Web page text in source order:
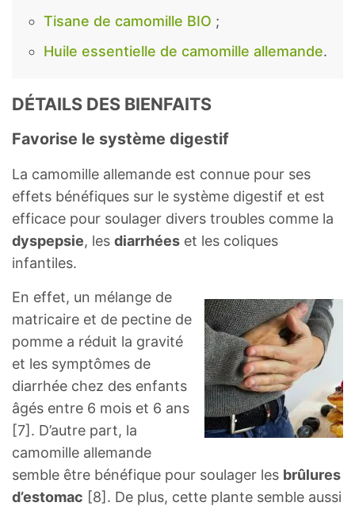
Tisane de camomille BIO ;
Huile essentielle de camomille allemande.
DÉTAILS DES BIENFAITS
Favorise le système digestif
La camomille allemande est connue pour ses
effets bénéfiques sur le système digestif et est
efficace pour soulager divers troubles comme la
dyspepsie, les diarrhées et les coliques
infantiles.
En effet, un mélange de
matricaire et de pectine de
pomme a réduit la gravité
et les symptômes de
diarrhée chez des enfants
âgés entre 6 mois et 6 ans
[7]. D’autre part, la
camomille allemande
semble être bénéfique pour soulager les brûlures
d’estomac [8]. De plus, cette plante semble aussi